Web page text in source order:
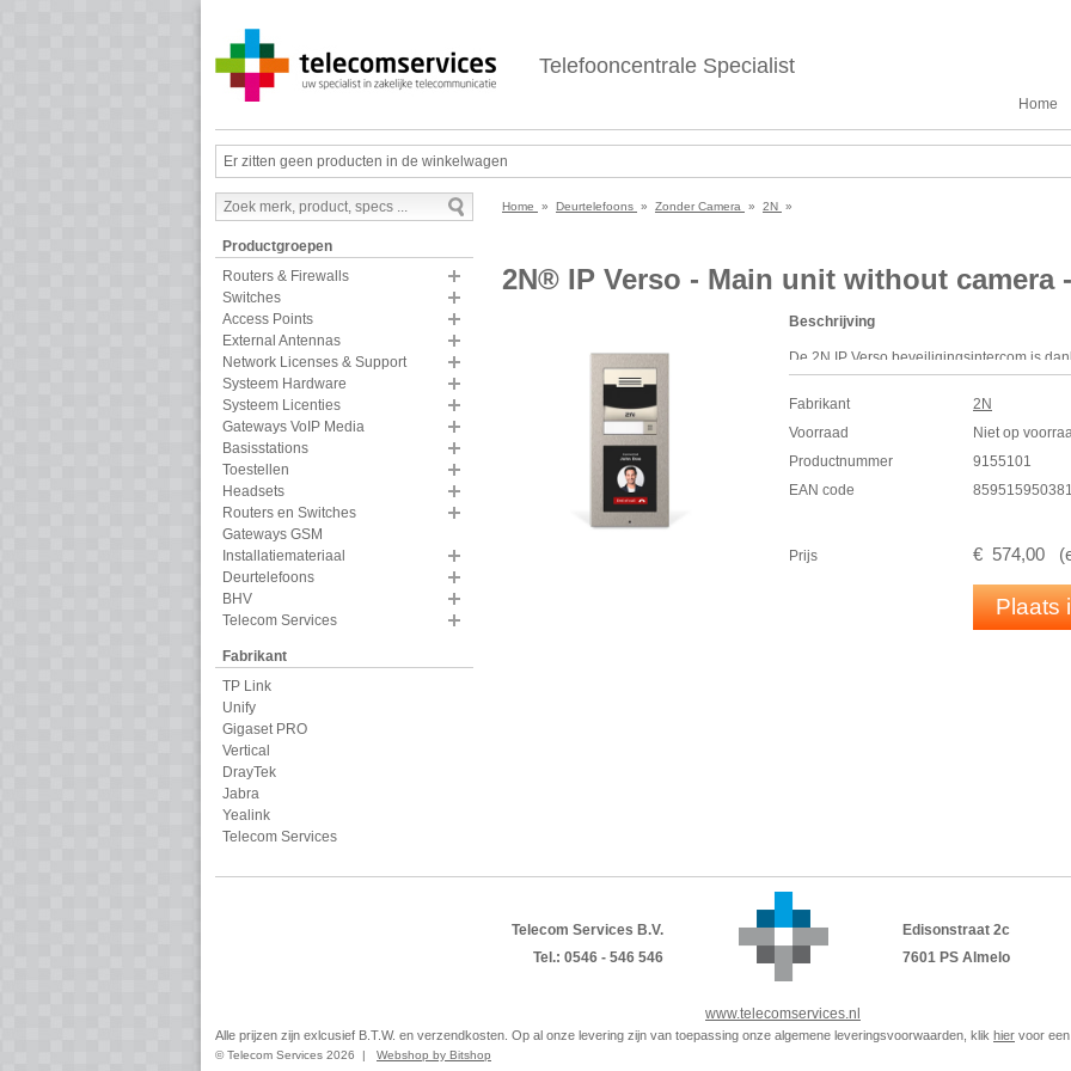
Telefooncentrale Specialist
Home
Er zitten geen producten in de winkelwagen
Productgroepen
Routers & Firewalls
Switches
Access Points
External Antennas
Network Licenses & Support
Systeem Hardware
Systeem Licenties
Gateways VoIP Media
Basisstations
Toestellen
Headsets
Routers en Switches
Gateways GSM
Installatiemateriaal
Deurtelefoons
BHV
Telecom Services
Fabrikant
TP Link
Unify
Gigaset PRO
Vertical
DrayTek
Jabra
Yealink
Telecom Services
Home » Deurtelefoons » Zonder Camera » 2N »
2N® IP Verso - Main unit without camera
Beschrijving
De 2N IP Verso beveiligingsintercom is
behoeften. Het biedt betrouwbare
interfacen met andere systemen, voor een
Specificaties
-communicatie + PoE-ondersteuning
Duurzame metalen behuizing voor
Fabrikant
2N
Voorraad
Niet op
Productnummer
9155101
EAN code
Prijs € 574,00 (
Plaats
Telecom Services B.V.
Edisonstraat 2c
Tel.: 0546 - 546 546
7601 PS Almelo
www.telecomservices.nl
Alle prijzen zijn exlcusief B.T.W. en verzendkosten. Op al onze levering zijn van toepassing onze algemene leveringsvoorwaarden, klik hier voor
© Telecom Services 2026 | Webshop by Bitshop